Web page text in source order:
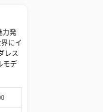
力発
にイ
レス
モデ